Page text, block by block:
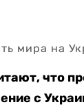
мира на
что
с